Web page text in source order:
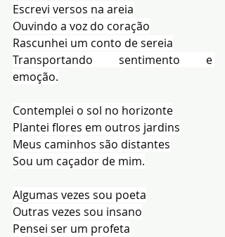
Escrevi versos na areia
Ouvindo a voz do coração
Rascunhei um conto de sereia
Transportando sentimento e
emoção.
Contemplei o sol no horizonte
Plantei flores em outros jardins
Meus caminhos são distantes
Sou um caçador de mim.
Algumas vezes sou poeta
Outras vezes sou insano
Pensei ser um profeta